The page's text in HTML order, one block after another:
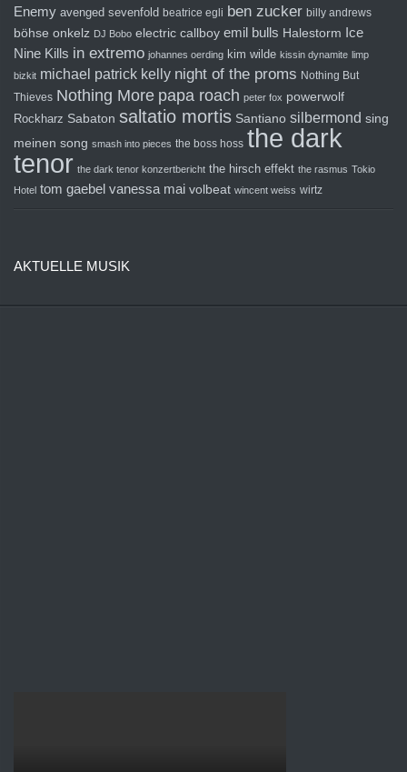
Enemy avenged sevenfold beatrice egli ben zucker billy andrews
böhse onkelz DJ Bobo electric callboy emil bulls Halestorm Ice
Nine Kills in extremo johannes oerding kim wilde kissin dynamite limp
bizkit michael patrick kelly night of the proms Nothing But
Thieves Nothing More papa roach peter fox powerwolf
Rockharz Sabaton saltatio mortis Santiano silbermond sing
meinen song smash into pieces the boss hoss the dark
tenor the dark tenor konzertbericht the hirsch effekt the rasmus Tokio
Hotel tom gaebel vanessa mai volbeat wincent weiss wirtz
AKTUELLE MUSIK